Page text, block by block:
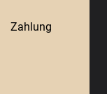
Zahlung